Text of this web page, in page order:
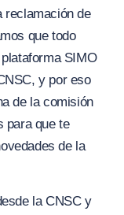
reclamación de
que todo
SIMO
y por eso
de la comisión
para que te
de la
la CNSC y